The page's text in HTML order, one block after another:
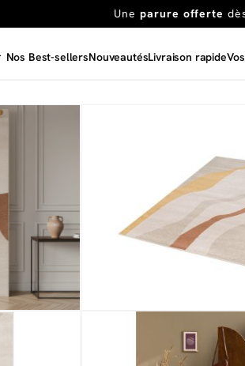
En ce moment,
Nos Best-sellersNouveautésLivraison rapide